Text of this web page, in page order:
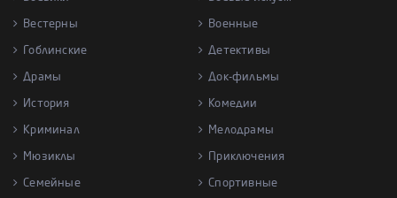
Вестерны Военные
Гоблинские Детективы
Драмы Док-фильмы
История Комедии
Криминал Мелодрамы
Мюзиклы Приключения
Семейные Спортивные